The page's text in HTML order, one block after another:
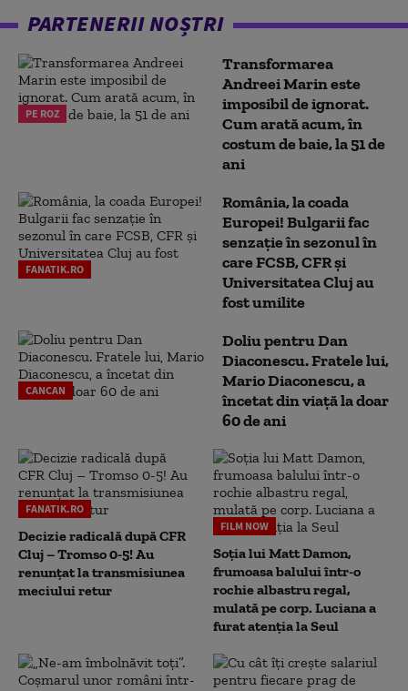
PARTENERII NOȘTRI
PE ROZ
Transformarea
Andreei Marin este
imposibil de ignorat.
Cum arată acum, în
costum de baie, la 51 de
ani
FANATIK.RO
România, la coada
Europei! Bulgarii fac
senzație în sezonul în
care FCSB, CFR și
Universitatea Cluj au
fost umilite
CANCAN
Doliu pentru Dan
Diaconescu. Fratele lui,
Mario Diaconescu, a
încetat din viață la doar
60 de ani
FANATIK.RO
Decizie radicală după CFR
Cluj – Tromso 0-5! Au
renunțat la transmisiunea
meciului retur
FILM NOW
Soția lui Matt Damon,
frumoasa balului într-o
rochie albastru regal,
mulată pe corp. Luciana a
furat atenția la Seul